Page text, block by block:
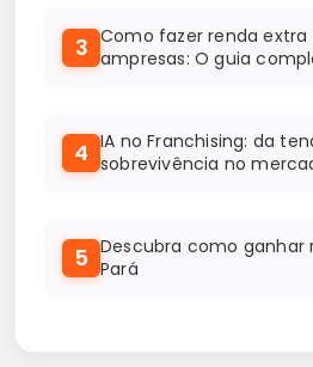
3 Como fazer renda extra
ampresas: O guia
4 IA no Franchising: da
sobrevivência no
5 Descubra como ganhar
Pará